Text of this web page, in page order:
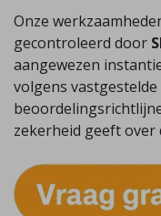
Onze
gecontroleerd door
aangewezen
volgens
zekerheid geeft over